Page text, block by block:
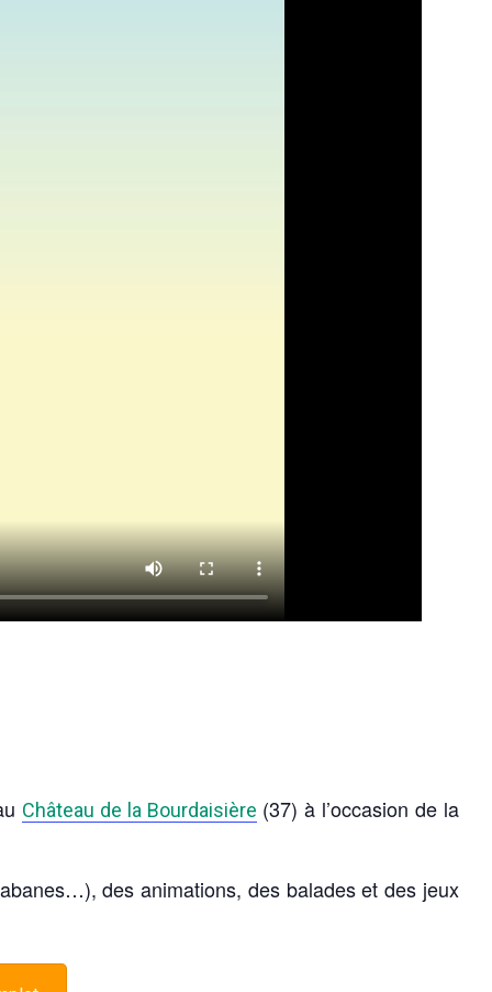
Château de la Bourdaisière (37) à l’occasion de la
des animations, des balades et des jeux